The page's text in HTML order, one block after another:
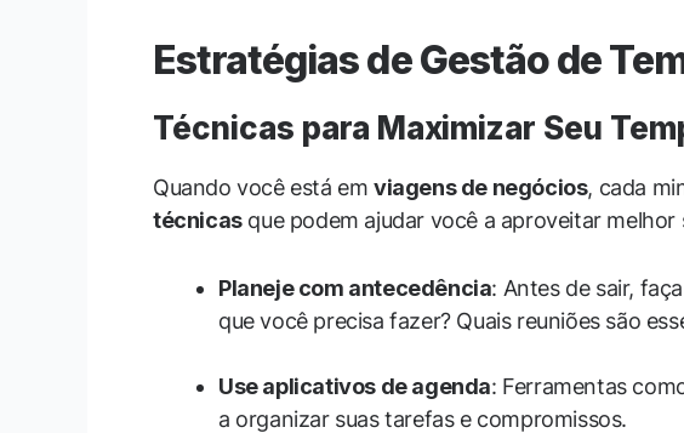
Estratégias de Gestão de
Técnicas para Maximizar Seu
Quando você está em viagens de negócios, cada
técnicasque podem ajudar você a aproveitar melhor
Planeje com antecedência: Antes de sair,
que você precisa fazer? Quais reuniões são
Use aplicativos de agenda: Ferramentas
a organizar suas tarefas e compromissos.